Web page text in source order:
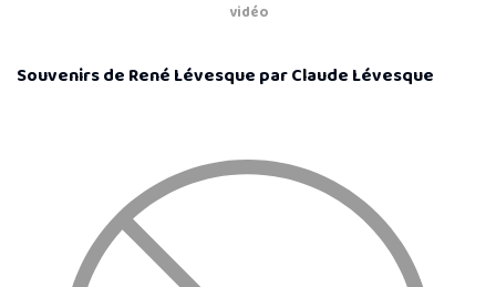
vidéo
Souvenirs de René Lévesque par Claude Lévesque